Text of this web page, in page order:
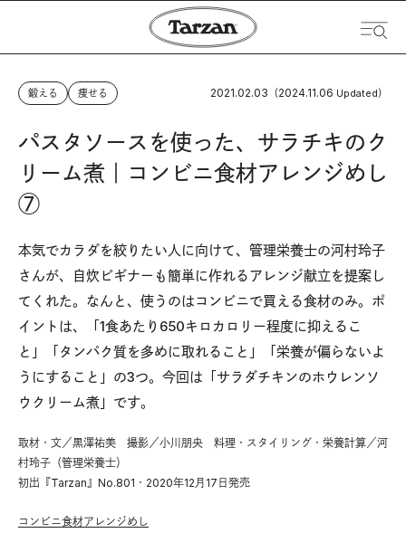
鍛える 痩せる 2021.02.03 （2024.11.06 Updated）
パスタソースを使った、サラチキのク
リーム煮｜コンビニ食材アレンジめし
⑦
本気でカラダを絞りたい人に向けて、管理栄養士の河村玲子
さんが、自炊ビギナーも簡単に作れるアレンジ献立を提案し
てくれた。なんと、使うのはコンビニで買える食材のみ。ポ
イントは、「1食あたり650キロカロリー程度に抑えるこ
と」「タンパク質を多めに取れること」「栄養が偏らないよ
うにすること」の3つ。今回は「サラダチキンのホウレンソ
ウクリーム煮」です。
取材・文／黒澤祐美 撮影／小川朋央 料理・スタイリング・栄養計算／河
村玲子（管理栄養士）
初出『Tarzan』No.801・2020年12月17日発売
コンビニ食材アレンジめし